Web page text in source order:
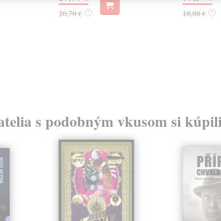
20,70 € ? 18,80 € ?
s podobným vkusom si